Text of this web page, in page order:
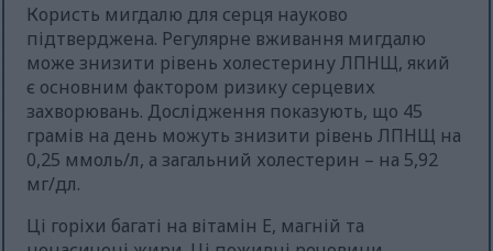
Користь мигдалю для серця науково
підтверджена. Регулярне вживання мигдалю
може знизити рівень холестерину ЛПНЩ, який
є основним фактором ризику серцевих
захворювань. Дослідження показують, що 45
грамів на день можуть знизити рівень ЛПНЩ на
0,25 ммоль/л, а загальний холестерин – на 5,92
мг/дл.
Ці горіхи багаті на вітамін Е, магній та